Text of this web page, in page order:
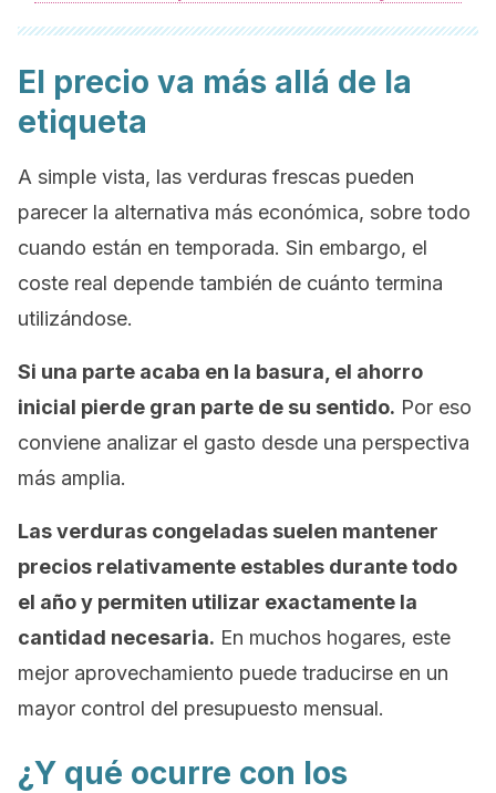
El precio va más allá de la
etiqueta
A simple vista, las verduras frescas pueden
parecer la alternativa más económica, sobre todo
cuando están en temporada. Sin embargo, el
coste real depende también de cuánto termina
utilizándose.
Si una parte acaba en la basura, el ahorro
inicial pierde gran parte de su sentido. Por eso
conviene analizar el gasto desde una perspectiva
más amplia.
Las verduras congeladas suelen mantener
precios relativamente estables durante todo
el año y permiten utilizar exactamente la
cantidad necesaria. En muchos hogares, este
mejor aprovechamiento puede traducirse en un
mayor control del presupuesto mensual.
¿Y qué ocurre con los